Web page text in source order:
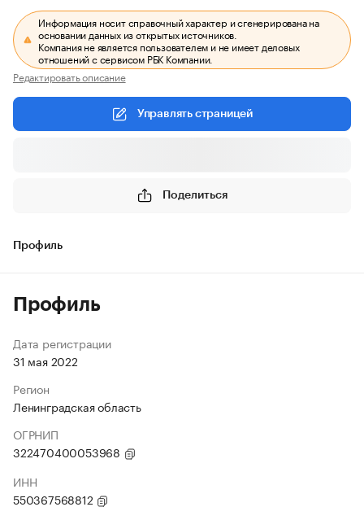
Информация носит справочный характер и сгенерирована на
основании данных из открытых источников.
Компания не является пользователем и не имеет деловых
отношений с сервисом РБК Компании.
Редактировать описание
Управлять страницей
Поделиться
Профиль
Профиль
Дата регистрации
31 мая 2022
Регион
Ленинградская область
ОГРНИП
322470400053968
ИНН
550367568812